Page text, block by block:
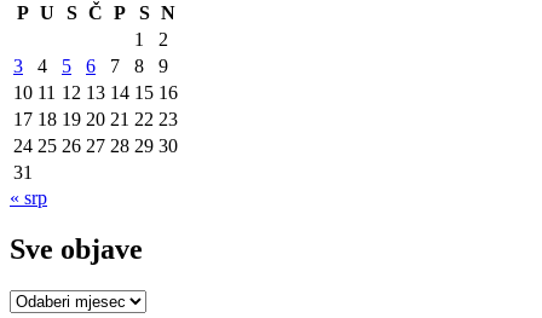
P U S Č P S N
1
2
3
4 5 6 7 8
9
10 11 12 13 14 15 16
17 18 19 20 21 22 23
24 25 26 27 28 29 30
31
« srp
Sve objave
Sve